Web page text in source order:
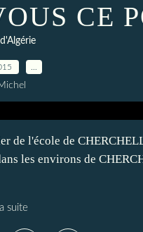
CE
de l'école de
les environs de
suite